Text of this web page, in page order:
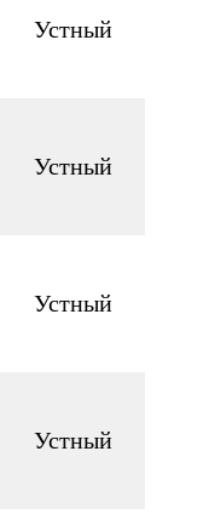
Устный
Устный
Устный
Устный